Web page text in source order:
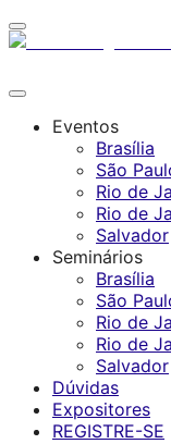
Eventos
Brasília
São
Rio de
Rio de
Salvador
Seminários
Brasília
São
Rio de
Rio de
Salvador
Dúvidas
Expositores
REGISTRE-SE